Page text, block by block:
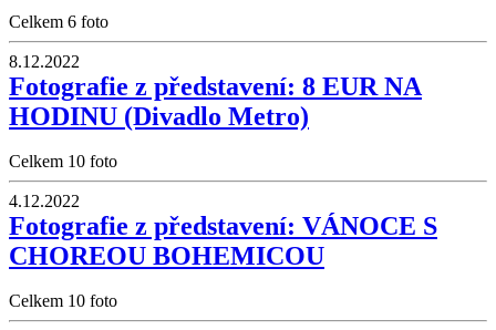
Celkem 6 foto
8.12.2022
Fotografie z představení: 8 EUR NA
HODINU (Divadlo Metro)
Celkem 10 foto
4.12.2022
Fotografie z představení: VÁNOCE S
CHOREOU BOHEMICOU
Celkem 10 foto